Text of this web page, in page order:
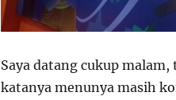
Saya datang cukup
katanya menunya masih